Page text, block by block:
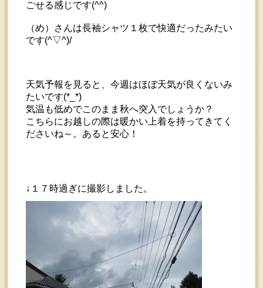
ごせる感じです(^^)
（め）さんは長袖シャツ１枚で快適だったみたい
です(^▽^)/
天気予報を見ると、今週はほぼ天気が良くないみ
たいです(*_*)
気温も低めでこのまま秋へ突入でしょうか？
こちらにお越しの際は暖かい上着を持ってきてく
ださいね～。あると安心！
↓１７時過ぎに撮影しました。